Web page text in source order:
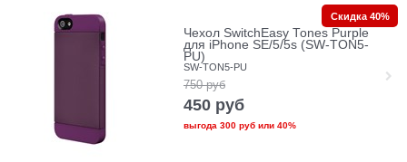
Чехол SwitchEasy Tones Purple
для iPhone SE/5/5s (SW-TON5-
PU)
SW-TON5-PU
750 руб
450 руб
выгода 300 рубили 40%
Скидка 40%